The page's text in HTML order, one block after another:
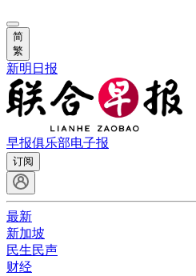
简
繁
新明日报
早报俱乐部电子报
订阅
最新
新加坡
民生民声
财经